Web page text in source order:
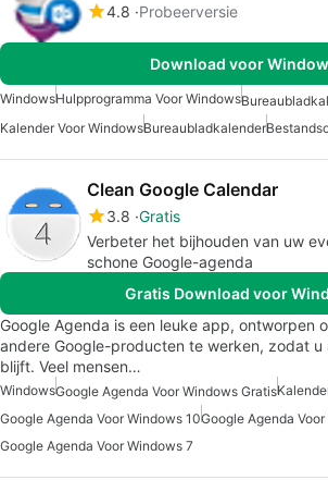
4.8 Probeerversie
Download voor
WindowsHulpprogramma Voor Windows
Kalender Voor WindowsBureaubladkalender
Clean Google Calendar
3.8 Gratis
Verbeter het bijhouden van uw
schone Google-agenda
Gratis Download voor
Google Agenda is een leuke app, ontworpen
andere Google-producten te werken, zodat
blijft. Veel mensen…
WindowsGoogle Agenda Voor Windows Gratis
Google Agenda Voor Windows 10Google Agenda
Google Agenda Voor Windows 7